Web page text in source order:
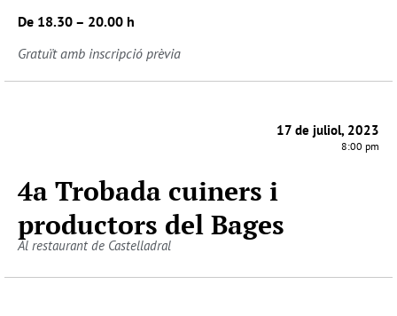
De 18.30 – 20.00 h
Gratuït amb inscripció prèvia
17 de juliol, 2023
8:00 pm
4a Trobada cuiners i
productors del Bages
Al restaurant de Castelladral